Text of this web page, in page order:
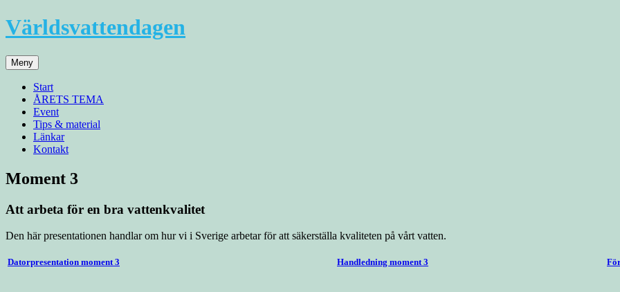
Hoppa
till
Världsvattendagen
Meny
Start
ÅRETS TEMA
Event
Tips & material
Länkar
Kontakt
Moment 3
Att arbeta för en bra vattenkvalitet
Den här presentationen handlar om hur vi i Sverige arbetar för att säkerställa kvaliteten på vårt vatten.
Datorpresentation moment 3 Handledning moment 3